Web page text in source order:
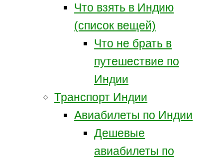
Что взять в Индию
(список вещей)
Что не брать в
путешествие по
Индии
Транспорт Индии
Авиабилеты по Индии
Дешевые
авиабилеты по